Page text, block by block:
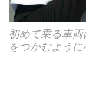
初めて乗る車
をつかむよう